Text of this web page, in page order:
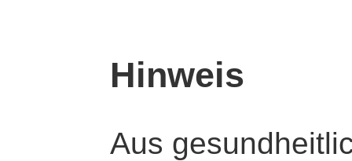
Hinweis
Aus